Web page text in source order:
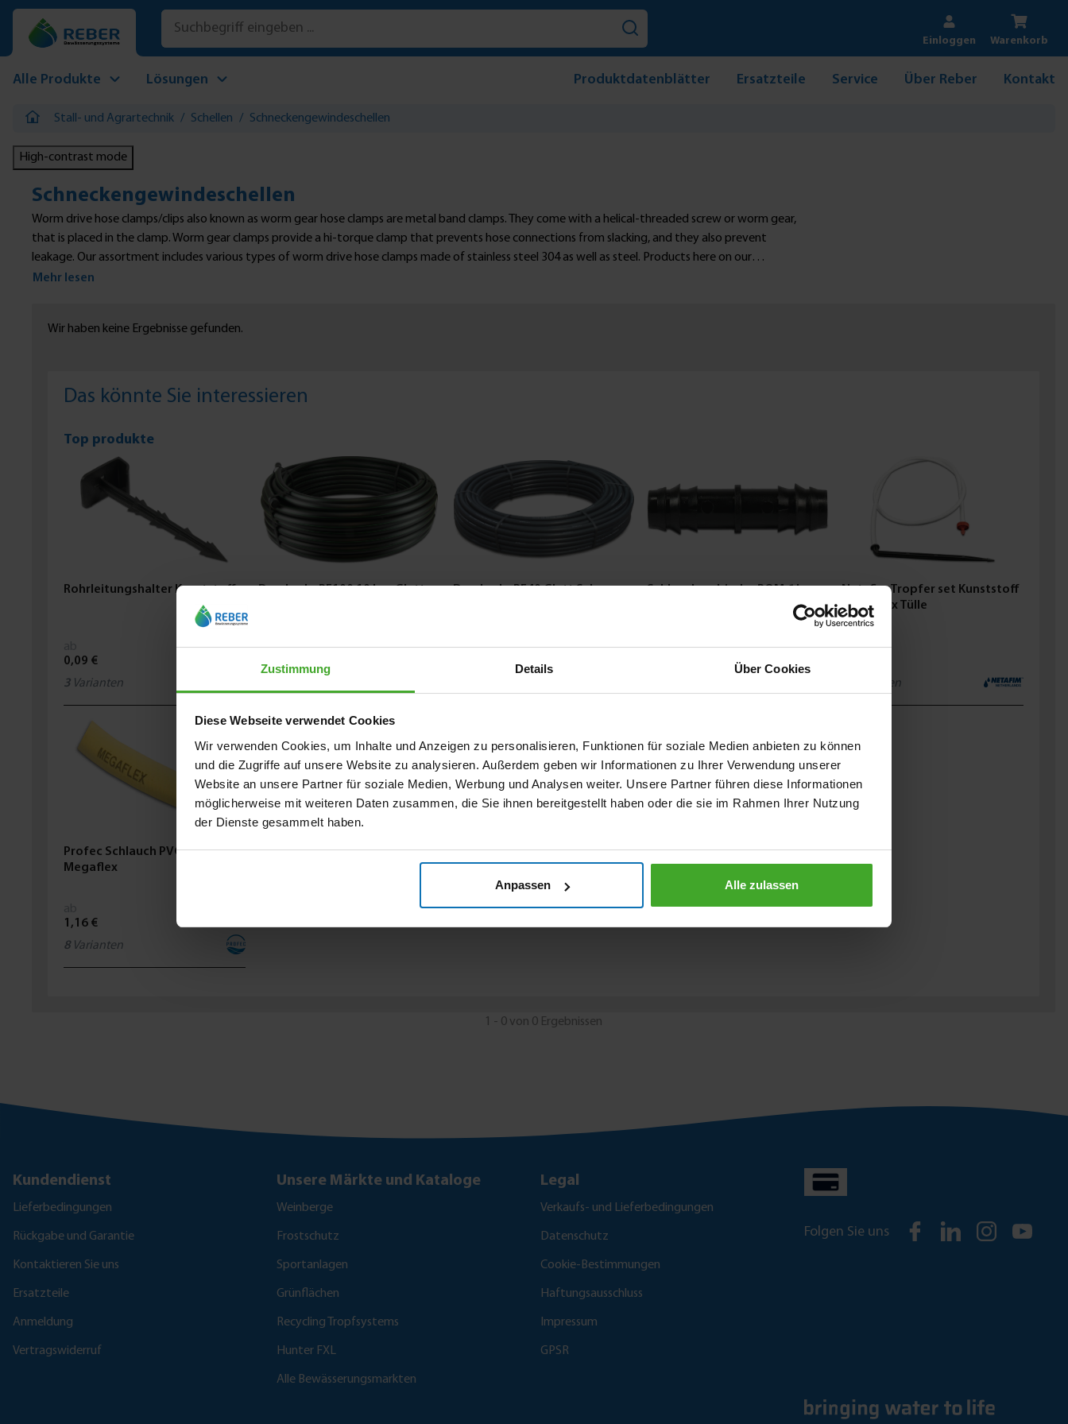
Zustimmung Details Über Cookies
Diese Webseite verwendet Cookies
Wir verwenden Cookies, um Inhalte und Anzeigen zu personalisieren, Funktionen für soziale Medien anbieten zu können
und die Zugriffe auf unsere Website zu analysieren. Außerdem geben wir Informationen zu Ihrer Verwendung unserer
Website an unsere Partner für soziale Medien, Werbung und Analysen weiter. Unsere Partner führen diese Informationen
möglicherweise mit weiteren Daten zusammen, die Sie ihnen bereitgestellt haben oder die sie im Rahmen Ihrer Nutzung
der Dienste gesammelt haben.
Anpassen Alle zulassen
Hauptinhalt springen
Zur Suche springen
Zur Hauptnavigation springen
Einloggen Warenkorb
Alle Produkte Lösungen Produktdatenblätter Ersatzteile Service Über Reber Kontakt
Stall- und Agrartechnik / Schellen / Schneckengewindeschellen
High-contrast mode
Schneckengewindeschellen
Worm drive hose clamps/clips also known as worm gear hose clamps are metal band clamps. They come with a helical-threaded screw or worm gear,
that is placed in the clamp. Worm gear clamps provide a hi-torque clamp that prevents hose connections from slacking, and they also prevent
leakage. Our assortment includes various types of worm drive hose clamps made of stainless steel 304 as well as steel. Products here on our
webshop include those for regular as well as heavy-duty purposes.
Mehr lesen
Wir haben keine Ergebnisse gefunden.
Das könnte Sie interessieren
Top produkte
Rohrleitungshalter Kunststoff
0,09 €
3 Varianten
Druckrohr PE100 10 bar Glatt
ab
Druckrohr PE40 Glatt Schwarz
ab
Schlauchverbinder POM 6 bar
ab
Netafim Tropfer set Kunststoff
Einsteck x Tülle
ab
Varianten
Profec Schlauch PVC Gelb Typ
Megaflex
1,16 €
8 Varianten
1 - 0 von 0 Ergebnissen
Kundendienst
Lieferbedingungen
Rückgabe und Garantie
Kontaktieren Sie uns
Ersatzteile
Anmeldung
Vertragswiderruf
Unsere Märkte und Kataloge
Weinberge
Frostschutz
Sportanlagen
Grünflächen
Recycling Tropfsystems
Hunter FXL
Alle Bewässerungsmarkten
Legal
Verkaufs- und Lieferbedingungen
Datenschutz
Cookie-Bestimmungen
Haftungsausschluss
Impressum
GPSR
Folgen Sie uns